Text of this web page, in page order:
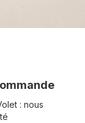
: nous